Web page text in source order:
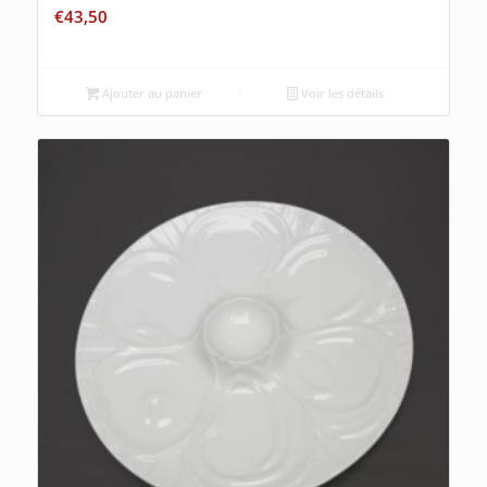
€43,50
Ajouter au panier Voir les détails